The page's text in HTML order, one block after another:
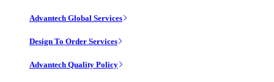
Advantech Global Services
Design To Order Services
Advantech Quality Policy